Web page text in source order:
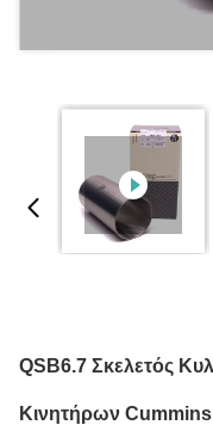
QSB6.7 Σκελετός
Κινητήρων Cummins